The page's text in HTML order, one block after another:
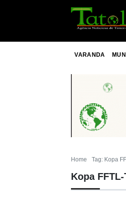
VARANDA
Home Tag: Kopa
Kopa